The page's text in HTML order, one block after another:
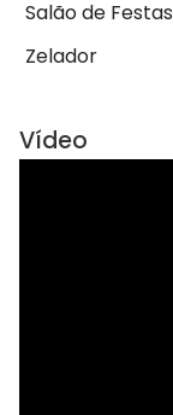
Salão de Festas
Zelador
Vídeo